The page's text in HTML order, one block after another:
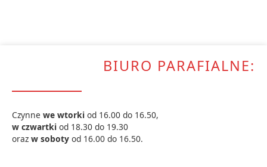
BIURO PARAFIALNE:
Czynne we wtorki od 16.00 do 16.50,
w czwartki od 18.30 do 19.30
oraz w soboty od 16.00 do 16.50.